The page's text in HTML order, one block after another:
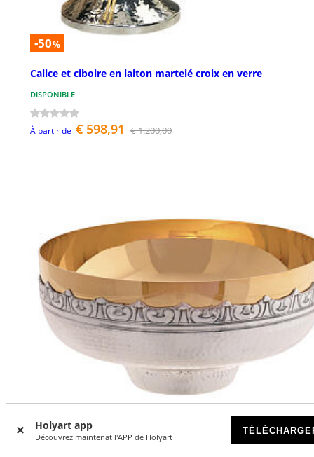
Holyart app
Découvrez maintenat l'APP de Holyart
-50%
Calice et ciboire en laiton martelé croix en verre
DISPONIBLE
À partir de € 598,91 € 1.200,00